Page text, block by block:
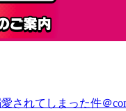
されてしまった件＠